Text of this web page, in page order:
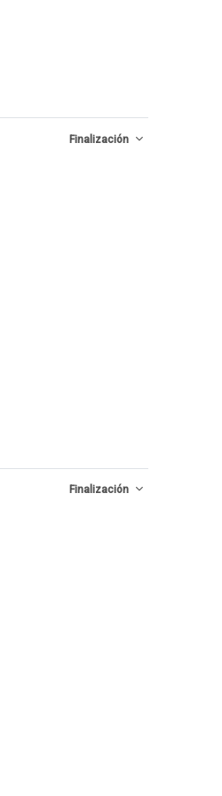
Finalización
Finalización